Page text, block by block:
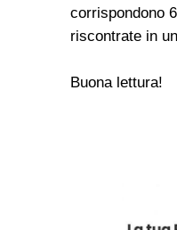
corrispondono
riscontrate in
Buona lettura!